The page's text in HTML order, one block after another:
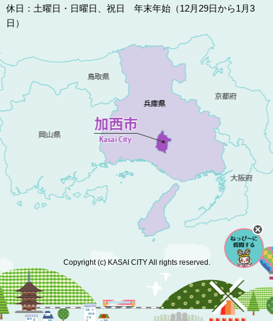
休日：土曜日・日曜日、祝日 年末年始（12月29日から1月3
日）
Copyright (c) KASAI CITY All rights reserved.